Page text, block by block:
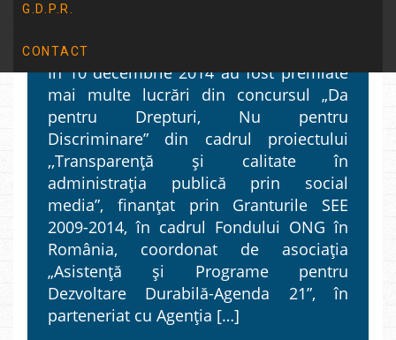
G.D.P.R.
CONTACT
In 10 decembrie 2014 au fost premiate
mai multe lucrări din concursul „Da
pentru Drepturi, Nu pentru
Discriminare” din cadrul proiectului
,,Transparență și calitate în
administrația publică prin social
media”, finanțat prin Granturile SEE
2009-2014, în cadrul Fondului ONG în
România, coordonat de asociaţia
„Asistenţă şi Programe pentru
Dezvoltare Durabilă-Agenda 21”, în
parteneriat cu Agenţia […]